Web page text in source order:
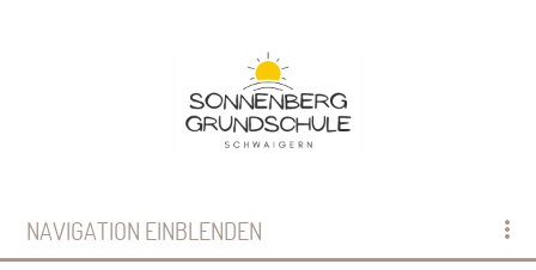
NAVIGATION EINBLENDEN